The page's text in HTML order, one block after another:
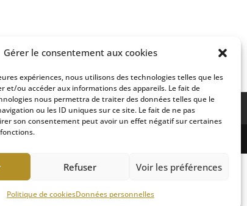
Gérer le consentement aux cookies
expériences, nous utilisons des technologies telles que les
et/ou accéder aux informations des appareils. Le fait de
nous permettra de traiter des données telles que le
ou les ID uniques sur ce site. Le fait de ne pas
son consentement peut avoir un effet négatif sur certaines
Refuser Voir les préférences
Politique de cookiesDonnées personnelles
CONSEIL ET INFORMATION